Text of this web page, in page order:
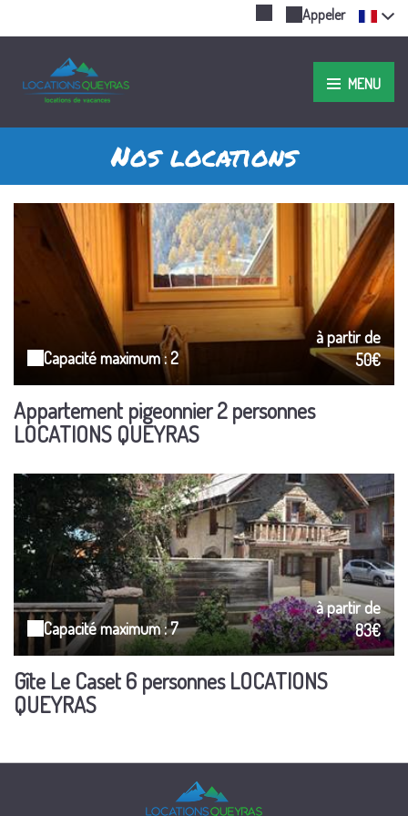
Appeler
MENU
Nos locations
à partir de
50€
Capacité maximum : 2
Appartement pigeonnier 2 personnes
LOCATIONS QUEYRAS
à partir de
83€
Capacité maximum : 7
Gîte Le Caset 6 personnes LOCATIONS
QUEYRAS